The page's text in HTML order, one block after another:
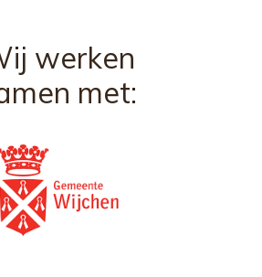
werken
met: